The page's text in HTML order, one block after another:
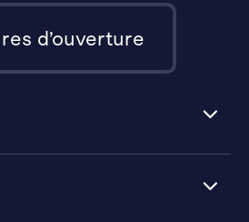
d’ouverture